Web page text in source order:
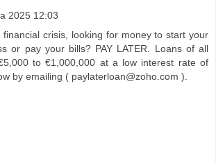
2025 12:03
crisis, looking for money to start your
or pay your bills? PAY LATER. Loans of all
to €1,000,000 at a low interest rate of
by emailing ( paylaterloan@zoho.com ).